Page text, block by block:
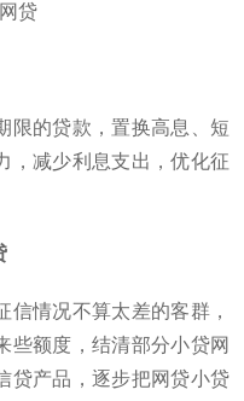
贷
限的贷款，置换高息、短
，减少利息支出，优化征
情况不算太差的客群，
些额度，结清部分小贷网
贷产品，逐步把网贷小贷